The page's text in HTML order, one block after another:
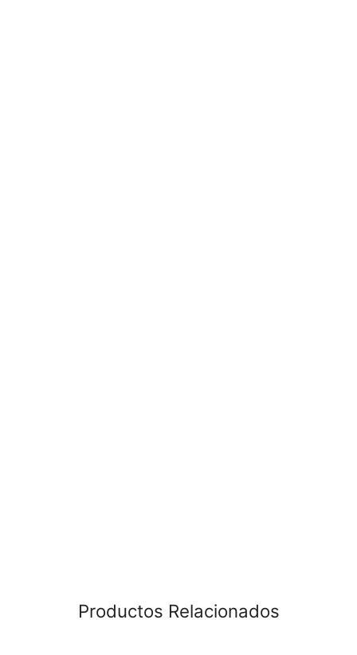
Productos Relacionados